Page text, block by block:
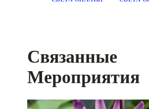
Связанные
Мероприятия